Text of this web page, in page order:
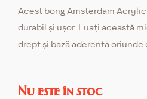
Acest bong Amsterdam
durabil și ușor. Luați această
drept și bază aderentă oriunde
Nu este în stoc